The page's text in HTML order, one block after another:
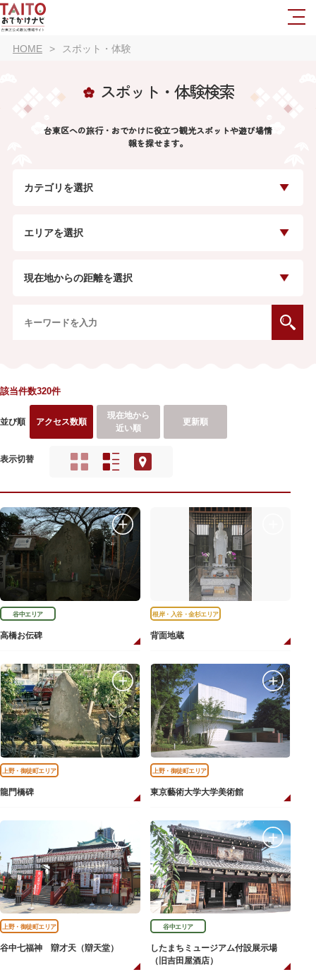
HOME スポット・体験
スポット・体験検索
台東区への旅行・おでかけに役立つ観光スポットや遊び場情
報を探せます。
カテゴリを選択
エリアを選択
現在地からの距離を選択
該当件数320件
並び順 アクセス数順
現在地から
近い順
更新順
表示切替
谷中エリア
高橋お伝碑
根岸・入谷・金杉エリア
背面地蔵
上野・御徒町エリア
龍門橋碑
上野・御徒町エリア
東京藝術大学大学美術館
上野・御徒町エリア
谷中七福神 辯才天（辯天堂）
谷中エリア
したまちミュージアム付設展示場
（旧吉田屋酒店）